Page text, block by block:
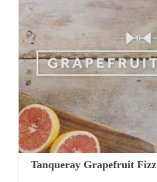
Tanqueray Grapefruit Fizz